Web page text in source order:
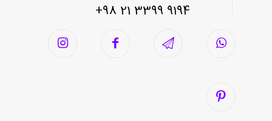
9194 3399 21 98+